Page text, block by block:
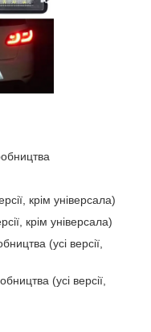
крім універсала)
крім універсала)
(усі версії,
(усі версії,